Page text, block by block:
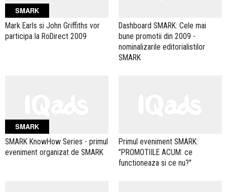
SMARK
Mark Earls si John Griffiths vor
participa la RoDirect 2009
Dashboard SMARK: Cele mai
bune promotii din 2009 -
nominalizarile editorialistilor
SMARK
SMARK
SMARK KnowHow Series - primul
eveniment organizat de SMARK
Primul eveniment SMARK:
"PROMOTIILE ACUM: ce
functioneaza si ce nu?"